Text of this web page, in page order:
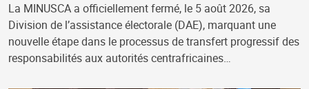
La MINUSCA a officiellement fermé, le 5 août 2026, sa
Division de l’assistance électorale (DAE), marquant une
nouvelle étape dans le processus de transfert progressif des
responsabilités aux autorités centrafricaines…